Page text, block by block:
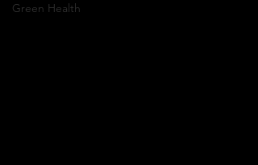
Green Health